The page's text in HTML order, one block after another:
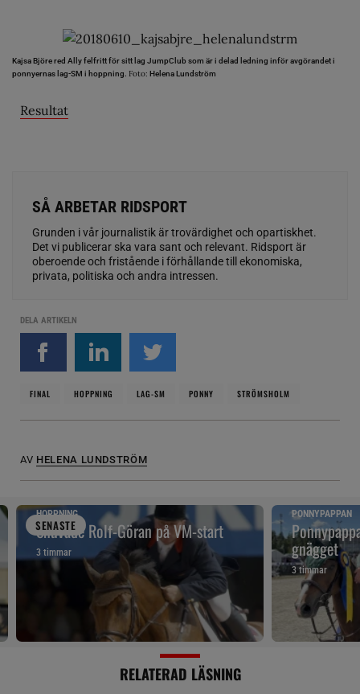
Kajsa Björe red Ally felfritt för sitt lag JumpClub som är i delad ledning inför avgörandet i
ponnyernas lag-SM i hoppning. Foto: Helena Lundström
Resultat
SÅ ARBETAR RIDSPORT
Grunden i vår journalistik är trovärdighet och opartiskhet.
Det vi publicerar ska vara sant och relevant. Ridsport är
oberoende och fristående i förhållande till ekonomiska,
privata, politiska och andra intressen.
DELA ARTIKELN
FINAL HOPPNING LAG-SM PONNY STRÖMSHOLM
AV HELENA LUNDSTRÖM
SENASTE
HOPPNING
Snuvade Rolf-Göran på VM-start
3 timmar
PONNYPAPPAN
gnägget
3 timmar
RELATERAD LÄSNING